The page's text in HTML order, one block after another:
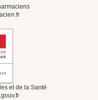
et de la Santé